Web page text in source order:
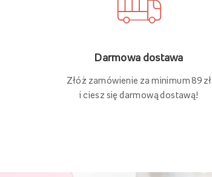
Darmowa dostawa
Złóż zamówienie za minimum 89 zł
i ciesz się darmową dostawą!